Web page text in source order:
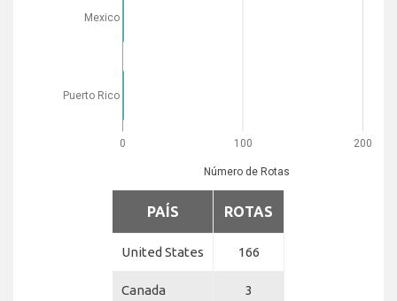
0 100 200
Número de Rotas
Mexico
Puerto Rico
PAÍS ROTAS
United States 166
Canada 3